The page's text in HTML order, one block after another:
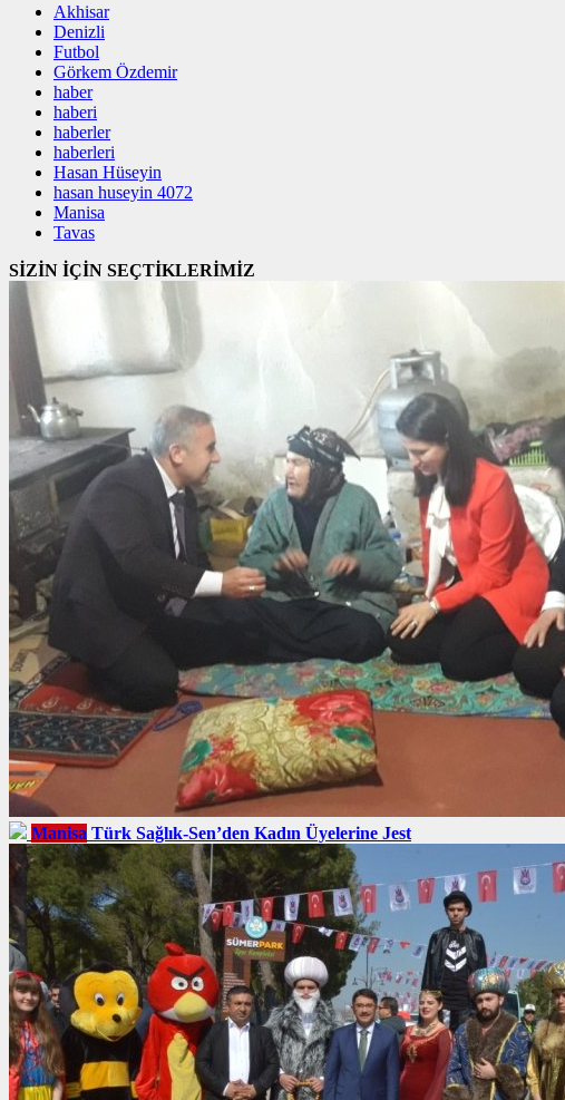
Akhisar
Denizli
Futbol
Görkem Özdemir
haber
haberi
haberler
haberleri
Hasan Hüseyin
hasan huseyin 4072
Manisa
Tavas
SİZİN İÇİN SEÇTİKLERİMİZ
Manisa Türk Sağlık-Sen’den Kadın Üyelerine Jest